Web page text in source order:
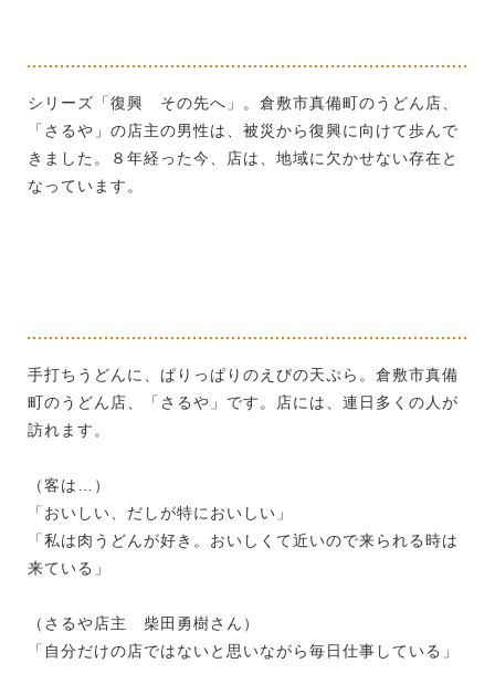
シリーズ「復興 その先へ」。倉敷市真備町のうどん店、
「さるや」の店主の男性は、被災から復興に向けて歩んで
きました。８年経った今、店は、地域に欠かせない存在と
なっています。
手打ちうどんに、ぱりっぱりのえびの天ぷら。倉敷市真備
町のうどん店、「さるや」です。店には、連日多くの人が
訪れます。
（客は…）
「おいしい、だしが特においしい」
「私は肉うどんが好き。おいしくて近いので来られる時は
来ている」
（さるや店主 柴田勇樹さん）
「自分だけの店ではないと思いながら毎日仕事している」